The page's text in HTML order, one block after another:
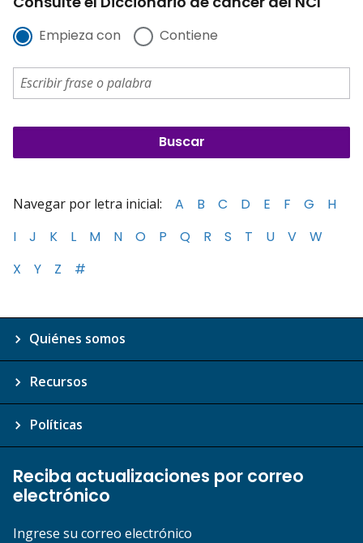
Empieza con Contiene
Navegar por letra inicial: A B C D E F G
H
I
J K L M N O P Q R S T U V
W
X
Y Z #
Quiénes somos
Recursos
Políticas
Reciba actualizaciones por correo
electrónico
Ingrese su correo electrónico